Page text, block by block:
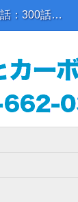
第300話：300話到達！ | スタッフブログ